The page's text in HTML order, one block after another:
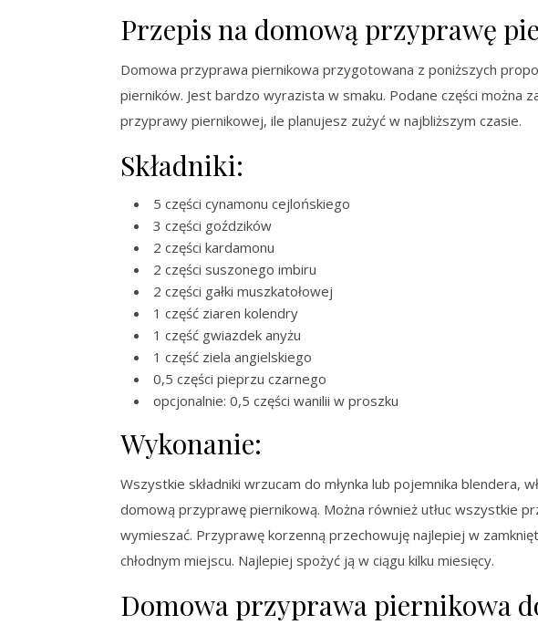
Przepis na domową przyprawę
Domowa przyprawa piernikowa przygotowana z poniższych
pierników. Jest bardzo wyrazista w smaku. Podane części można
przyprawy piernikowej, ile planujesz zużyć w najbliższym czasie.
Składniki:
5 części cynamonu cejlońskiego
3 części goździków
2 części kardamonu
2 części suszonego imbiru
2 części gałki muszkatołowej
1 część ziaren kolendry
1 część gwiazdek anyżu
1 część ziela angielskiego
0,5 części pieprzu czarnego
opcjonalnie: 0,5 części wanilii w proszku
Wykonanie:
Wszystkie składniki wrzucam do młynka lub pojemnika blendera,
domową przyprawę piernikową. Można również utłuc wszystkie
wymieszać. Przyprawę korzenną przechowuję najlepiej w
chłodnym miejscu. Najlepiej spożyć ją w ciągu kilku miesięcy.
Domowa przyprawa piernikowa